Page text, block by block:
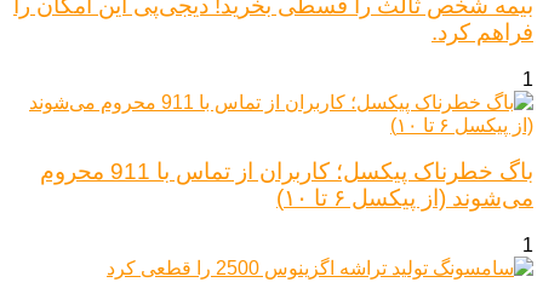
بیمه شخص ثالث را قسطی بخرید! دیجی‌پی این امکان را
فراهم کرد.
1
باگ خطرناک پیکسل؛ کاربران از تماس با 911 محروم
می‌شوند (از پیکسل ۶ تا ۱۰)
1